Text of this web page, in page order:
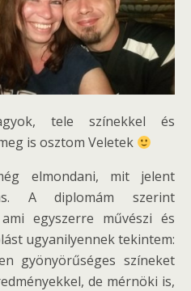
tele színekkel és
is osztom Veletek
elmondani, mit jelent
A diplomám szerint
egyszerre művészi és
ugyanilyennek tekintem:
gyönyörűséges színeket
de mérnöki is,